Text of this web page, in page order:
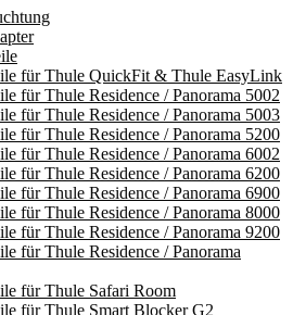
für Thule QuickFit & Thule EasyLink
für Thule Residence / Panorama 5002
für Thule Residence / Panorama 5003
für Thule Residence / Panorama 5200
für Thule Residence / Panorama 6002
für Thule Residence / Panorama 6200
für Thule Residence / Panorama 6900
für Thule Residence / Panorama 8000
für Thule Residence / Panorama 9200
für Thule Residence / Panorama
für Thule Safari Room
für Thule Smart Blocker G2